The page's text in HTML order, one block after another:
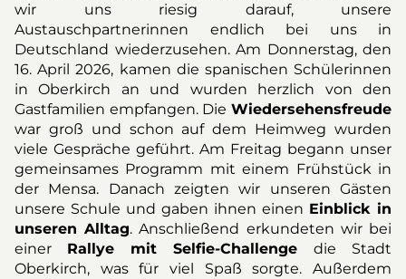
wir uns riesig darauf, unsere
Austauschpartnerinnen endlich bei uns in
Deutschland wiederzusehen. Am Donnerstag, den
16. April 2026, kamen die spanischen Schülerinnen
in Oberkirch an und wurden herzlich von den
Gastfamilien empfangen. Die Wiedersehensfreude
war groß und schon auf dem Heimweg wurden
viele Gespräche geführt. Am Freitag begann unser
gemeinsames Programm mit einem Frühstück in
der Mensa. Danach zeigten wir unseren Gästen
unsere Schule und gaben ihnen einen Einblick in
unseren Alltag. Anschließend erkundeten wir bei
einer Rallye mit Selfie-Challenge die Stadt
Oberkirch, was für viel Spaß sorgte. Außerdem